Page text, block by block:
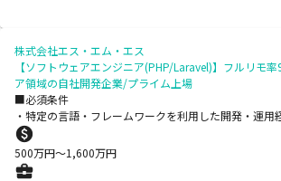
株式会社エス・エム・エス
【ソフトウェアエンジニア(PHP/Laravel)】フルリモ
ア領域の自社開発企業/プライム上場
■必須条件
・特定の言語・フレームワークを利用した開発・運用
500万円〜1,600万円